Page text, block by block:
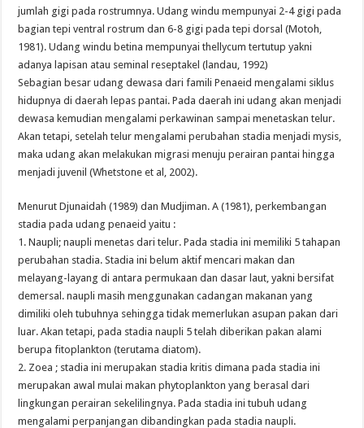
jumlah gigi pada rostrumnya. Udang windu mempunyai 2-4 gigi pada
bagian tepi ventral rostrum dan 6-8 gigi pada tepi dorsal (Motoh,
1981). Udang windu betina mempunyai thellycum tertutup yakni
adanya lapisan atau seminal reseptakel (landau, 1992)
Sebagian besar udang dewasa dari famili Penaeid mengalami siklus
hidupnya di daerah lepas pantai. Pada daerah ini udang akan menjadi
dewasa kemudian mengalami perkawinan sampai menetaskan telur.
Akan tetapi, setelah telur mengalami perubahan stadia menjadi mysis,
maka udang akan melakukan migrasi menuju perairan pantai hingga
menjadi juvenil (Whetstone et al, 2002).
Menurut Djunaidah (1989) dan Mudjiman. A (1981), perkembangan
stadia pada udang penaeid yaitu :
1. Naupli; naupli menetas dari telur. Pada stadia ini memiliki 5 tahapan
perubahan stadia. Stadia ini belum aktif mencari makan dan
melayang-layang di antara permukaan dan dasar laut, yakni bersifat
demersal. naupli masih menggunakan cadangan makanan yang
dimiliki oleh tubuhnya sehingga tidak memerlukan asupan pakan dari
luar. Akan tetapi, pada stadia naupli 5 telah diberikan pakan alami
berupa fitoplankton (terutama diatom).
2. Zoea ; stadia ini merupakan stadia kritis dimana pada stadia ini
merupakan awal mulai makan phytoplankton yang berasal dari
lingkungan perairan sekelilingnya. Pada stadia ini tubuh udang
mengalami perpanjangan dibandingkan pada stadia naupli.